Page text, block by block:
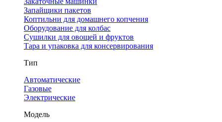
Запайщики пакетов
Коптильни для домашнего копчения
Оборудование для колбас
Сушилки для овощей и фруктов
Тара и упаковка для консервирования
Тип
Автоматические
Газовые
Электрические
Модель